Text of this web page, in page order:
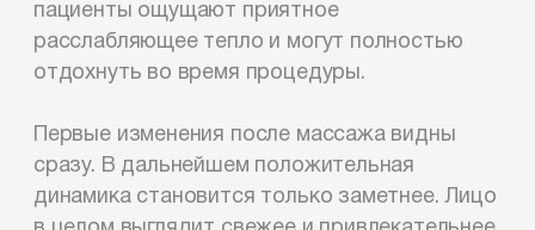
пациенты ощущают приятное
расслабляющее тепло и могут полностью
отдохнуть во время процедуры.
Первые изменения после массажа видны
сразу. В дальнейшем положительная
динамика становится только заметнее. Лицо